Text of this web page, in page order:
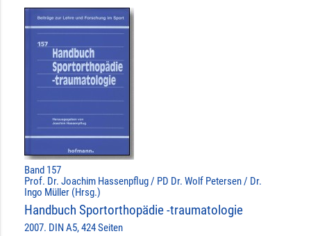
Band 157
Prof. Dr. Joachim Hassenpflug / PD Dr. Wolf Petersen / Dr.
Ingo Müller (Hrsg.)
Handbuch Sportorthopädie -traumatologie
2007. DIN A5, 424 Seiten